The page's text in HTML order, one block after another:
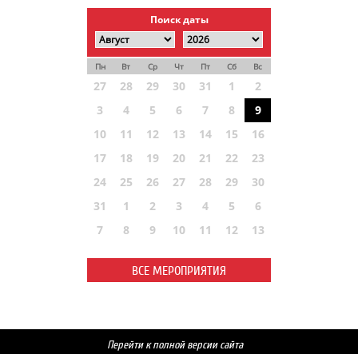
Поиск даты
Пн Вт Ср Чт Пт Сб Вс
27 28 29 30 31 1
2
3
4 5 6 7 8
9
10
11 12 13 14 15
16
17
18 19 20 21 22
23
24
25 26 27 28 29
30
31
1 2 3 4 5
6
7
8 9 10 11 12 13
ВСЕ МЕРОПРИЯТИЯ
Перейти к полной версии сайта